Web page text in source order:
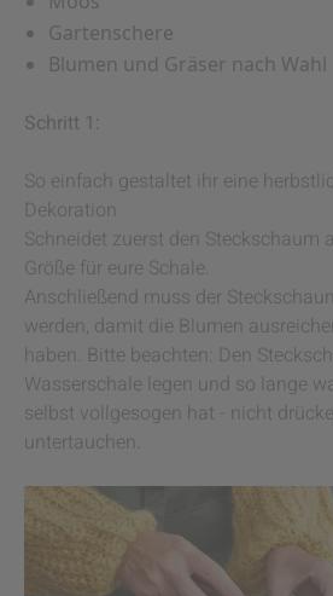
Gartenschere
Blumen und Gräser nach Wahl
Schritt 1:
So einfach gestaltet ihr eine
Dekoration
Schneidet zuerst den Steckschaum
Größe für eure Schale.
Anschließend muss der
werden, damit die Blumen
haben. Bitte beachten: Den
Wasserschale legen und so lange
selbst vollgesogen hat - nicht
untertauchen.